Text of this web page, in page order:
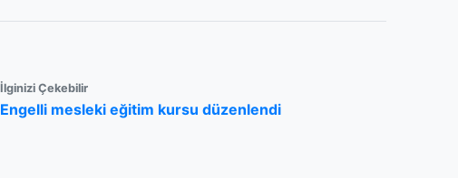
İlginizi Çekebilir
Engelli mesleki eğitim kursu düzenlendi